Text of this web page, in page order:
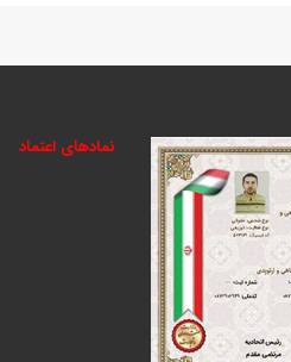
نمادهای اعتماد